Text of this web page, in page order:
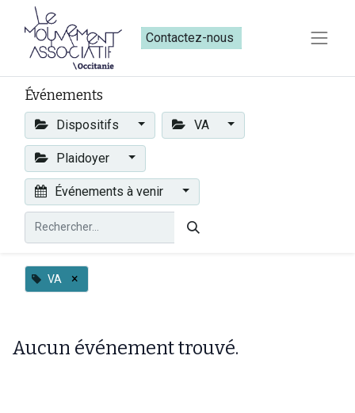
Contactez-nous​​
Événements
Dispositifs VA
Plaidoyer
Événements à venir
VA ×
Aucun événement trouvé.